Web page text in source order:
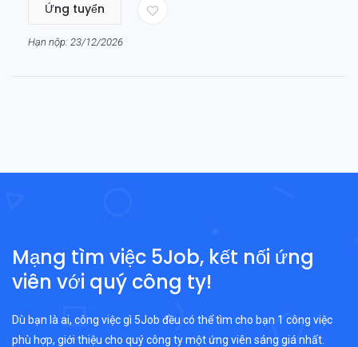
Ứng tuyển
Hạn nộp: 23/12/2026
Mạng tìm việc 5Job, kết nối ứng
viên với quý công ty!
Dù bạn là ai, công việc gì 5Job đều có thể tìm cho bạn 1 công việc
phù hợp, giới thiệu cho quý công ty một ứng viên sáng giá nhất.